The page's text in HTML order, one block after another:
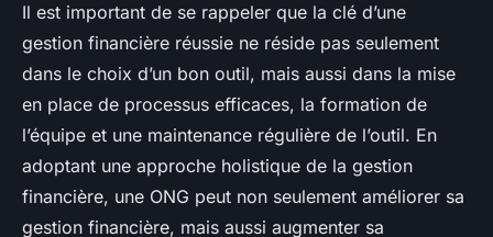
Il est important de se rappeler que la clé d’une
gestion financière réussie ne réside pas seulement
dans le choix d’un bon outil, mais aussi dans la mise
en place de processus efficaces, la formation de
l’équipe et une maintenance régulière de l’outil. En
adoptant une approche holistique de la gestion
financière, une ONG peut non seulement améliorer sa
gestion financière, mais aussi augmenter sa